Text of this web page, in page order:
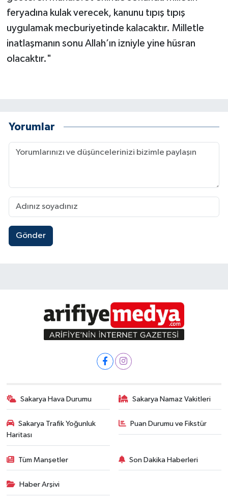
feryadına kulak verecek, kanunu tıpış tıpış
uygulamak mecburiyetinde kalacaktır. Milletle
inatlaşmanın sonu Allah’ın izniyle yine hüsran
olacaktır."
Yorumlar
Gönder
Sakarya Hava Durumu Sakarya Namaz Vakitleri
Sakarya Trafik Yoğunluk
Haritası
Puan Durumu ve Fikstür
Tüm Manşetler Son Dakika Haberleri
Haber Arşivi